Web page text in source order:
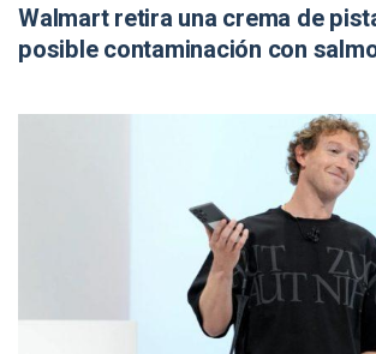
Walmart retira una crema de
posible contaminación con